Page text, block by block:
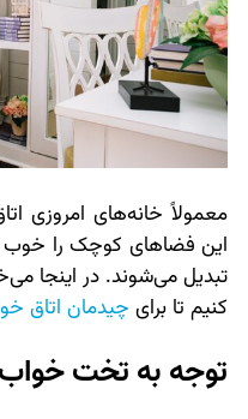
معمولاً خانه‌های امروزی
این فضاهای کوچک را خوب
تبدیل می‌شوند. در اینجا
کنیم تا برای چیدمان اتاق
توجه به تخت خواب